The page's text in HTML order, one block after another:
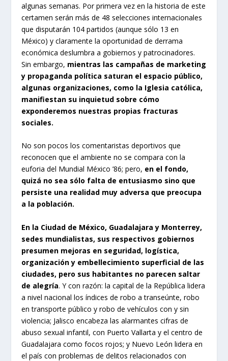
algunas semanas. Por primera vez en la historia de este
certamen serán más de 48 selecciones internacionales
que disputarán 104 partidos (aunque sólo 13 en
México) y claramente la oportunidad de derrama
económica deslumbra a gobiernos y patrocinadores.
Sin embargo, mientras las campañas de marketing
y propaganda política saturan el espacio público,
algunas organizaciones, como la Iglesia católica,
manifiestan su inquietud sobre cómo
exponderemos nuestras propias fracturas
sociales.
No son pocos los comentaristas deportivos que
reconocen que el ambiente no se compara con la
euforia del Mundial México ’86; pero, en el fondo,
quizá no sea sólo falta de entusiasmo sino que
persiste una realidad muy adversa que preocupa
a la población.
En la Ciudad de México, Guadalajara y Monterrey,
sedes mundialistas, sus respectivos gobiernos
presumen mejoras en seguridad, logística,
organización y embellecimiento superficial de las
ciudades, pero sus habitantes no parecen saltar
de alegría. Y con razón: la capital de la República lidera
a nivel nacional los índices de robo a transeúnte, robo
en transporte público y robo de vehículos con y sin
violencia; Jalisco encabeza las alarmantes cifras de
abuso sexual infantil, con Puerto Vallarta y el centro de
Guadalajara como focos rojos; y Nuevo León lidera en
el país con problemas de delitos relacionados con